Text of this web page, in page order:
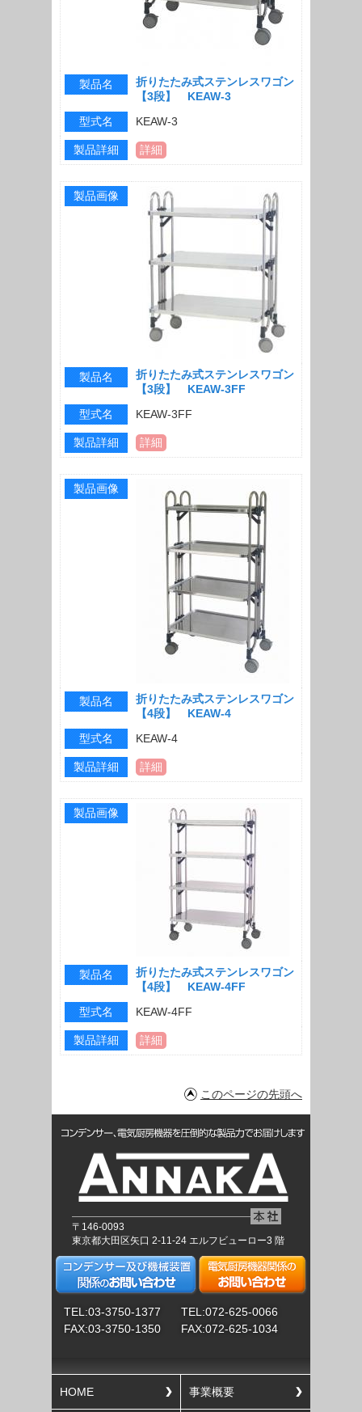
製品名
折りたたみ式ステンレスワゴン
【3段】 KEAW-3
型式名
KEAW-3
製品詳細 詳細
製品画像
製品名
折りたたみ式ステンレスワゴン
【3段】 KEAW-3FF
型式名
KEAW-3FF
製品詳細 詳細
製品画像
製品名
折りたたみ式ステンレスワゴン
【4段】 KEAW-4
型式名
KEAW-4
製品詳細 詳細
製品画像
製品名
折りたたみ式ステンレスワゴン
【4段】 KEAW-4FF
型式名
KEAW-4FF
製品詳細 詳細
このページの先頭へ
〒146-0093
東京都大田区矢口 2-11-24 エルフビューロー3 階
TEL:03-3750-1377
TEL:072-625-0066
FAX:03-3750-1350
FAX:072-625-1034
HOME 事業概要